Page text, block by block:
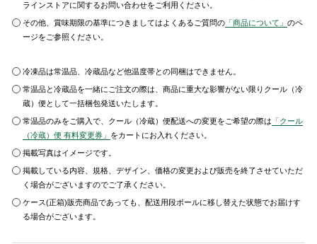
ラインストアに関するお問い合わせをご利用ください。
その他、賞味期限の基準につきましてはよくあるご質問の 「商品について」のペ
ージをご参照ください。
冷凍品は常温品、冷蔵品など他温度帯との同梱はできません。
常温品と冷蔵品を一緒にご注文の際は、商品に重大な影響がない限りクール（冷
蔵）便として一括梱包発送いたします。
常温品のみをご購入で、クール（冷蔵）便配送への変更をご希望の際は 「クール
（冷蔵）便 有料変更券」 をカートにお入れください。
掲載写真はイメージです。
掲載している内容、規格、デザイン、価格の変更および販売を終了させていただ
く場合がございますのでご了承ください。
ケース(正箱)販売商品であっても、配送用段ボールに移し替えた状態でお届けす
る場合がございます。